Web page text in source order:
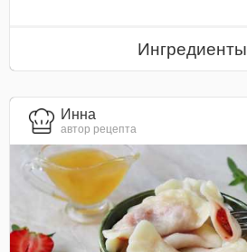
Ингредиенты
Инна
автор рецепта